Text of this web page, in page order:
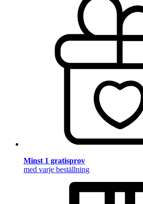
Minst 1 gratisprov
med varje beställning